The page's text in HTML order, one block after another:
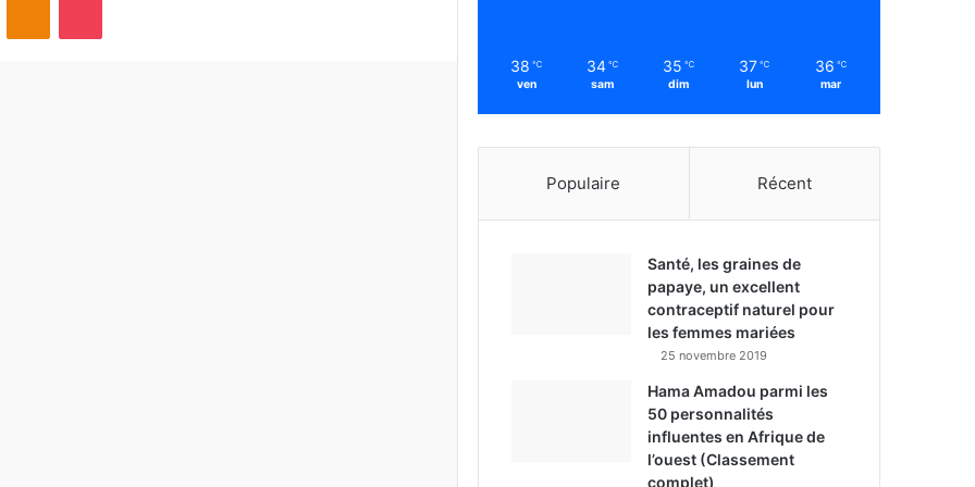
38 ℃
ven
34 ℃
sam
35 ℃
dim
37 ℃
lun
36 ℃
mar
Populaire Récent
Santé, les graines de
papaye, un excellent
contraceptif naturel pour
les femmes mariées
25 novembre 2019
Hama Amadou parmi les
50 personnalités
influentes en Afrique de
l’ouest (Classement
complet)